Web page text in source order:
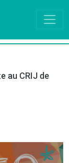
au CRIJ de